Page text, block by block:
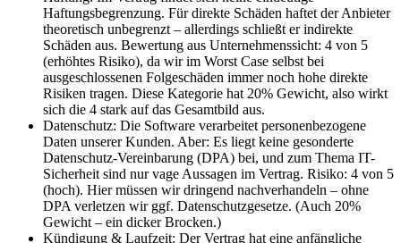
Haftungsbegrenzung. Für direkte Schäden haftet der Anbieter
theoretisch unbegrenzt – allerdings schließt er indirekte
Schäden aus. Bewertung aus Unternehmenssicht: 4 von 5
(erhöhtes Risiko), da wir im Worst Case selbst bei
ausgeschlossenen Folgeschäden immer noch hohe direkte
Risiken tragen. Diese Kategorie hat 20% Gewicht, also wirkt
sich die 4 stark auf das Gesamtbild aus.
Datenschutz: Die Software verarbeitet personenbezogene
Daten unserer Kunden. Aber: Es liegt keine gesonderte
Datenschutz-Vereinbarung (DPA) bei, und zum Thema IT-
Sicherheit sind nur vage Aussagen im Vertrag. Risiko: 4 von 5
(hoch). Hier müssen wir dringend nachverhandeln – ohne
DPA verletzen wir ggf. Datenschutzgesetze. (Auch 20%
Gewicht – ein dicker Brocken.)
Kündigung & Laufzeit: Der Vertrag hat eine anfängliche